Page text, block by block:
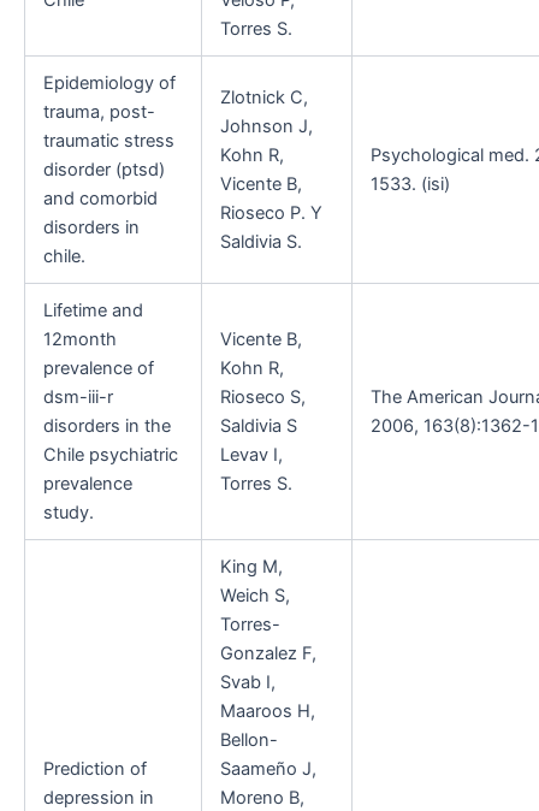
Torres S.
Epidemiology of
trauma, post-
traumatic stress
disorder (ptsd)
and comorbid
disorders in
chile.
Zlotnick C,
Johnson J,
Kohn R,
Vicente B,
Rioseco P. Y
Saldivia S.
Psychological med.
1533. (isi)
Lifetime and
12month
prevalence of
dsm-iii-r
disorders in the
Chile psychiatric
prevalence
study.
Vicente B,
Kohn R,
Rioseco S,
Saldivia S
Levav I,
Torres S.
The American
2006, 163(8):1362-
Prediction of
depression in
King M,
Weich S,
Torres-
Gonzalez F,
Svab I,
Maaroos H,
Bellon-
Saameño J,
Moreno B,